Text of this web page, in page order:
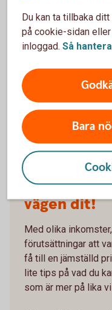
1134459340
Jämställd
vägen dit!
Med olika
förutsättningar att
få till en jämställd
lite tips på vad du
som är mer på lika
Du kan ta tillbaka
på cookie-sidan
inloggad. Så
Bara